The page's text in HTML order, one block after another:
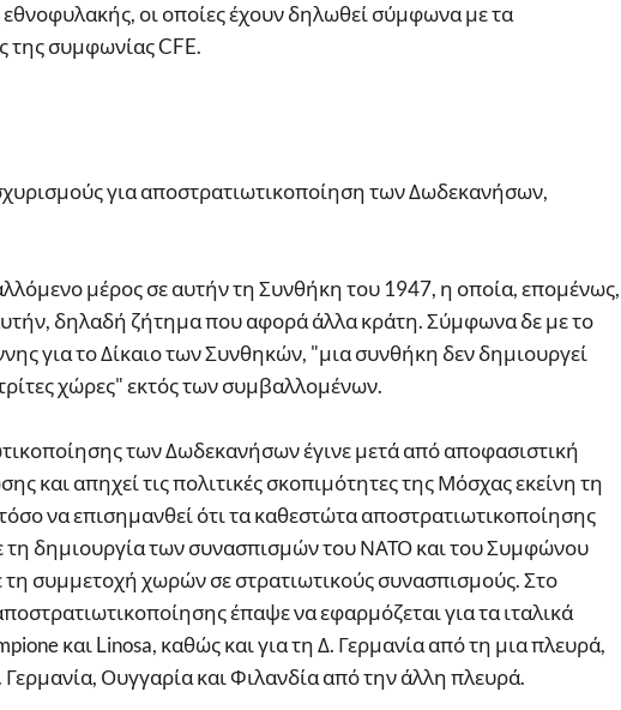
εθνοφυλακής, οι οποίες έχουν δηλωθεί σύμφωνα με τα
της συμφωνίας CFE.
για αποστρατιωτικοποίηση των Δωδεκανήσων,
μέρος σε αυτήν τη Συνθήκη του 1947, η οποία, επομένως,
δηλαδή ζήτημα που αφορά άλλα κράτη. Σύμφωνα δε με το
για το Δίκαιο των Συνθηκών, "μια συνθήκη δεν δημιουργεί
χώρες" εκτός των συμβαλλομένων.
των Δωδεκανήσων έγινε μετά από αποφασιστική
και απηχεί τις πολιτικές σκοπιμότητες της Μόσχας εκείνη τη
να επισημανθεί ότι τα καθεστώτα αποστρατιωτικοποίησης
τη δημιουργία των συνασπισμών του ΝΑΤΟ και του Συμφώνου
συμμετοχή χωρών σε στρατιωτικούς συνασπισμούς. Στο
έπαψε να εφαρμόζεται για τα ιταλικά
και Linosa, καθώς και για τη Δ. Γερμανία από τη μια πλευρά,
Ουγγαρία και Φιλανδία από την άλλη πλευρά.